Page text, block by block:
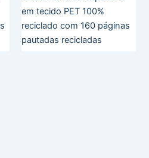
em tecido PET 100%
reciclado com 160 páginas
pautadas recicladas